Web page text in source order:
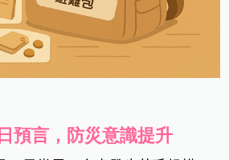
預言，防災意識提升